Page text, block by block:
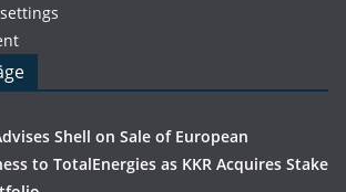
Shell on Sale of European
to TotalEnergies as KKR Acquires Stake